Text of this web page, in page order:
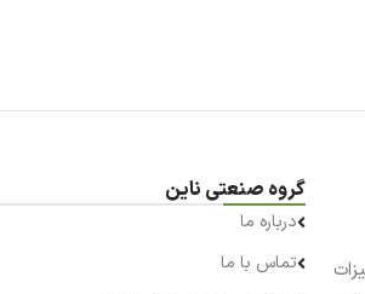
گروه صنعتی ناین
درباره ما
تماس با ما